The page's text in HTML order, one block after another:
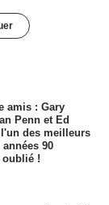
amis : Gary
Penn et Ed
des meilleurs
90
oublié !